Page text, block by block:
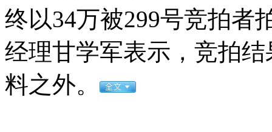
阿汤哥登长城秀中文“我爱中国”
贵州瓮安破获一起假币案 收缴假币70余万元
终以34万被299号竞拍者
经理甘学军表示，竞拍
料之外。